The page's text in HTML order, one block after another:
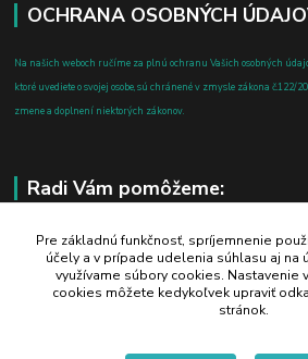
OCHRANA OSOBNÝCH
Na našich weboch ručíme za plnú ochranu Vašich osobných
ktoré uvediete o svojej osobe, sú chránené v zmysle zákona č.122/
zmene a doplnení niektorých zákonov.
Radi Vám pomôžeme:
+421 908 700 612
po-pia: 8.00 - 16.00
business@jtf.sk
Pre základnú funkčnosť, spríjemnenie
účely a v prípade udelenia súhlasu aj na
využívame súbory cookies. Nastavenie
cookies môžete kedykoľvek upraviť
stránok.